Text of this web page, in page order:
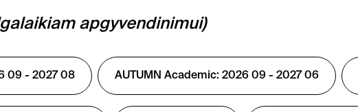
apgyvendinimui)
09 - 2027 08 AUTUMN Academic: 2026 09 - 2027 06